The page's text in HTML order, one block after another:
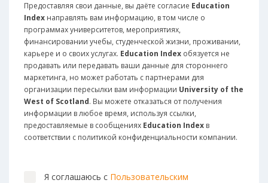
Предоставляя свои данные, вы даёте согласие Education
Index направлять вам информацию, в том числе о
программах университетов, мероприятиях,
финансировании учебы, студенческой жизни, проживании,
карьере и о своих услугах. Education Index обязуется не
продавать или передавать ваши данные для стороннего
маркетинга, но может работать с партнерами для
организации пересылки вам информации University of the
West of Scotland. Вы можете отказаться от получения
информации в любое время, используя ссылки,
предоставляемые в сообщениях Education Index в
соответствии с политикой конфиденциальности компании.
Я соглашаюсь с Пользовательским